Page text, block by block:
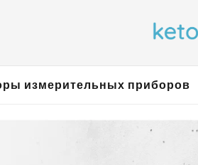
измерительных приборов